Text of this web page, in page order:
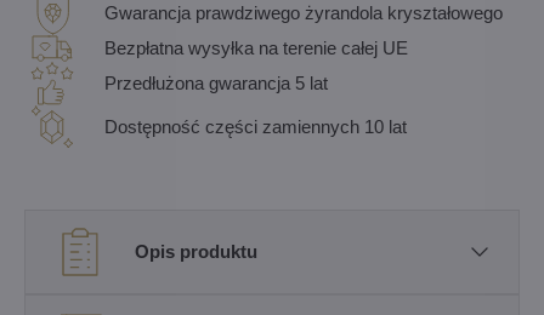
Gwarancja prawdziwego żyrandola kryształowego
Bezpłatna wysyłka na terenie całej UE
Przedłużona gwarancja 5 lat
Dostępność części zamiennych 10 lat
Opis produktu